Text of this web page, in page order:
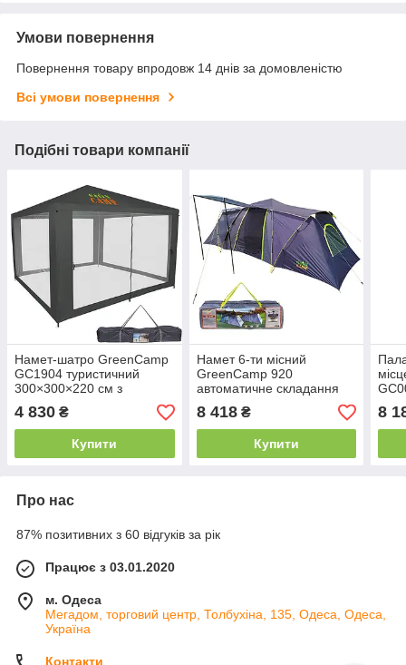
Умови повернення
Повернення товару впродовж 14 днів за домовленістю
Всі умови повернення
Подібні товари компанії
Намет-шатро GreenCamp
GC1904 туристичний
300×300×220 см з
москітними сітками, тент
для кемпінгу та відпочинку
4 830 ₴
Купити
Намет 6-ти місний
GreenCamp 920
автоматичне складання
8 418₴
Купити
8
Про нас
87% позитивних з 60 відгуків за рік
Працює з 03.01.2020
м. Одеса
Мегадом, торговий центр, Толбухіна, 135, Одеса, Одеса,
Україна
Контакти